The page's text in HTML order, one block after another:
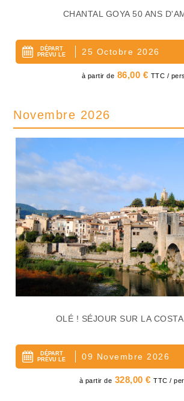
CHANTAL GOYA 50 ANS
DÉPART
PRÉVU LE
25 Octobre 2026
Prix
à partir de 86,00 € TTC / pers.
Novembre 2026
OLÉ ! SÉJOUR SUR LA COSTA
DÉPART
PRÉVU LE
09 Novembre 2026
Prix
à partir de 328,00 € TTC /